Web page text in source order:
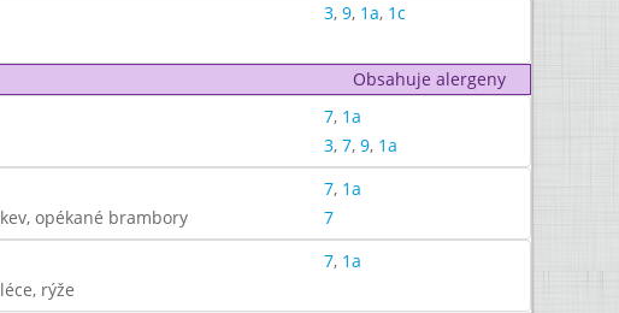
3, 9, 1a, 1c
Obsahuje alergeny
7, 1a
3, 7, 9, 1a
7, 1a
opékané brambory 7
7, 1a
rýže